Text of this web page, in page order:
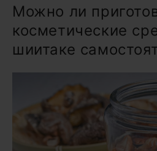
Можно ли
косметические
шиитаке